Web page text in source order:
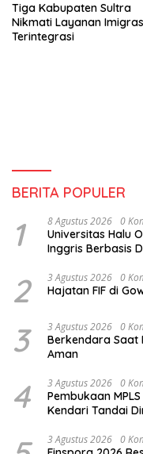
Tiga Kabupaten Sultra
Nikmati Layanan
Terintegrasi
BERITA POPULER
1 8 Agustus 2026 0
Universitas Halu
Inggris Berbasis
2 3 Agustus 2026 0
Hajatan FIF di
3 3 Agustus 2026 0
Berkendara Saat
Aman
4 3 Agustus 2026 0
Pembukaan
Kendari Tandai
3 Agustus 2026 0